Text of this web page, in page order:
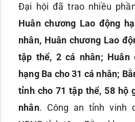
Đại hội đã trao nhiều
Huân chương Lao động
nhân, Huân chương Lao
tập thể, 2 cá nhân; Huân
hạng Ba cho 31 cá nhân;
tỉnh cho 71 tập thể, 58 hộ
nhân. Công an tỉnh vinh